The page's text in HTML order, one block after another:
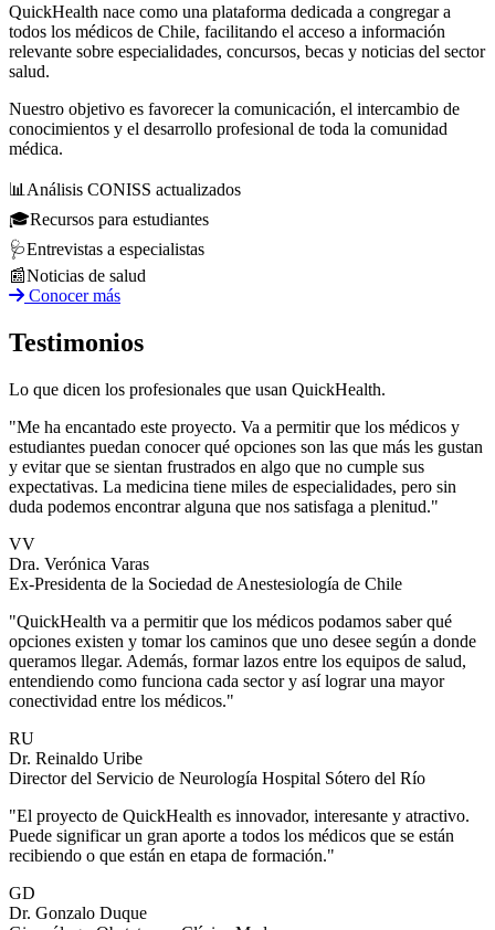
QuickHealth nace como una plataforma dedicada a congregar a
todos los médicos de Chile, facilitando el acceso a información
relevante sobre especialidades, concursos, becas y noticias del sector
salud.
Nuestro objetivo es favorecer la comunicación, el intercambio de
conocimientos y el desarrollo profesional de toda la comunidad
médica.
📊 Análisis CONISS actualizados
🎓Recursos para estudiantes
🩺Entrevistas a especialistas
📰Noticias de salud
Conocer más
Testimonios
Lo que dicen los profesionales que usan QuickHealth.
"Me ha encantado este proyecto. Va a permitir que los médicos y
estudiantes puedan conocer qué opciones son las que más les gustan
y evitar que se sientan frustrados en algo que no cumple sus
expectativas. La medicina tiene miles de especialidades, pero sin
duda podemos encontrar alguna que nos satisfaga a plenitud."
VV
Dra. Verónica Varas
Ex-Presidenta de la Sociedad de Anestesiología de Chile
"QuickHealth va a permitir que los médicos podamos saber qué
opciones existen y tomar los caminos que uno desee según a donde
queramos llegar. Además, formar lazos entre los equipos de salud,
entendiendo como funciona cada sector y así lograr una mayor
conectividad entre los médicos."
RU
Dr. Reinaldo Uribe
Director del Servicio de Neurología Hospital Sótero del Río
"El proyecto de QuickHealth es innovador, interesante y atractivo.
Puede significar un gran aporte a todos los médicos que se están
recibiendo o que están en etapa de formación."
GD
Dr. Gonzalo Duque